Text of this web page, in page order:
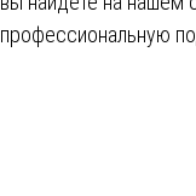
профессиональную